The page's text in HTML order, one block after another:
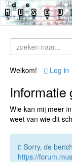
Welkom! Log in
Informatie
Wie kan mij meer
weet van wie dit
Sorry, de
https://